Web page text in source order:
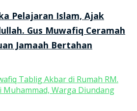
Pelajaran Islam, Ajak
Gus Muwafiq Ceramah
Jamaah Bertahan